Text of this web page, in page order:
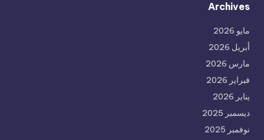
Archives
مايو 2026
أبريل 2026
مارس 2026
فبراير 2026
يناير 2026
ديسمبر 2025
نوفمبر 2025